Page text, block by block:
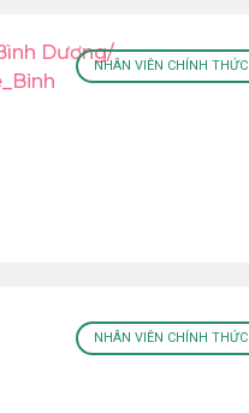
Dương/
NHÂN VIÊN CHÍNH THỨC
NHÂN VIÊN CHÍNH THỨC